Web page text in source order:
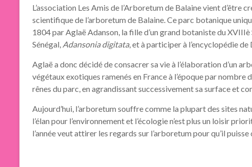
L’association Les Amis de l’Arboretum de Balaine vient
scientifique de l’arboretum de Balaine. Ce parc botanique
1804 par Aglaë Adanson, la fille d’un grand botaniste du
Sénégal, Adansonia digitata, et à participer à l’encyclopédie
Aglaë a donc décidé de consacrer sa vie à l’élaboration d’un
végétaux exotiques ramenés en France à l’époque par
rênes du parc, en agrandissant successivement sa surface et
Aujourd’hui, l’arboretum souffre comme la plupart des sites
l’élan pour l’environnement et l’écologie n’est plus un loisir
l’année veut attirer les regards sur l’arboretum pour qu’il